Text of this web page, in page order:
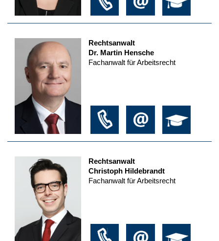
Rechtsanwalt
Dr. Martin Hensche
Fachanwalt für Arbeitsrecht
Rechtsanwalt
Christoph Hildebrandt
Fachanwalt für Arbeitsrecht